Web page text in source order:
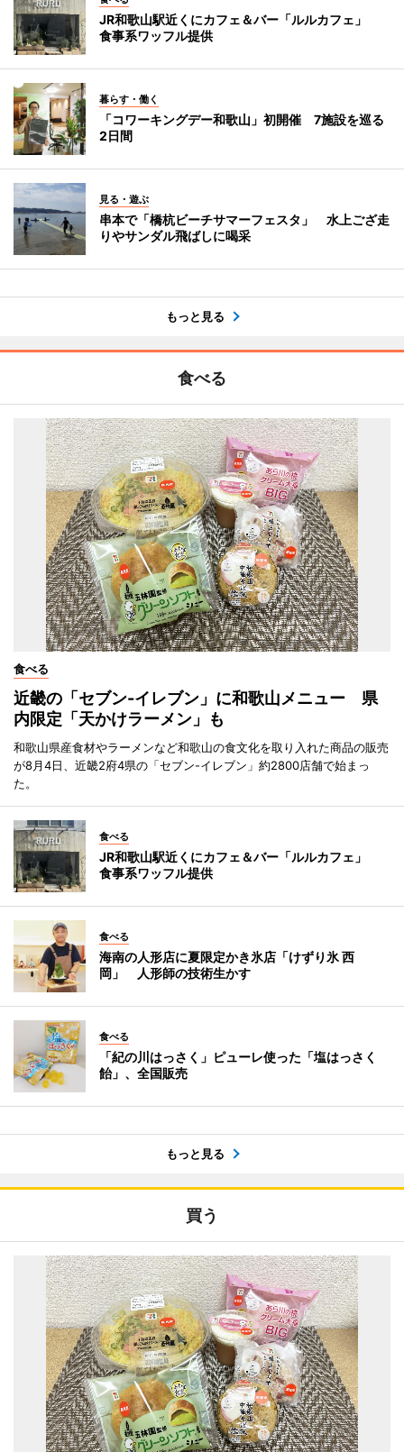
JR和歌山駅近くにカフェ＆バー「ルルカフェ」
食事系ワッフル提供
暮らす・働く
「コワーキングデー和歌山」初開催 7施設を巡る
2日間
見る・遊ぶ
串本で「橋杭ビーチサマーフェスタ」 水上ござ走
りやサンダル飛ばしに喝采
もっと見る
食べる
食べる
近畿の「セブン-イレブン」に和歌山メニュー 県
内限定「天かけラーメン」も
和歌山県産食材やラーメンなど和歌山の食文化を取り入れた商品の販売
が8月4日、近畿2府4県の「セブン-イレブン」約2800店舗で始まっ
た。
食べる
JR和歌山駅近くにカフェ＆バー「ルルカフェ」
食事系ワッフル提供
食べる
海南の人形店に夏限定かき氷店「けずり氷 西
岡」 人形師の技術生かす
食べる
「紀の川はっさく」ピューレ使った「塩はっさく
飴」、全国販売
もっと見る
買う